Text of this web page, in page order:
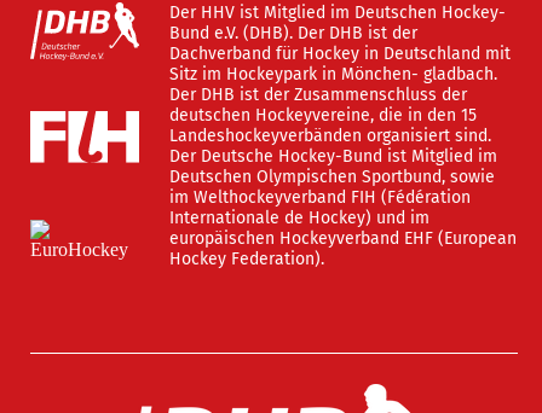
Der HHV ist Mitglied im Deutschen Hockey-
Bund e.V. (DHB). Der DHB ist der
Dachverband für Hockey in Deutschland mit
Sitz im Hockeypark in Mönchen- gladbach.
Der DHB ist der Zusammenschluss der
deutschen Hockeyvereine, die in den 15
Landeshockeyverbänden organisiert sind.
Der Deutsche Hockey-Bund ist Mitglied im
Deutschen Olympischen Sportbund, sowie
im Welthockeyverband FIH (Fédération
Internationale de Hockey) und im
europäischen Hockeyverband EHF (European
Hockey Federation).